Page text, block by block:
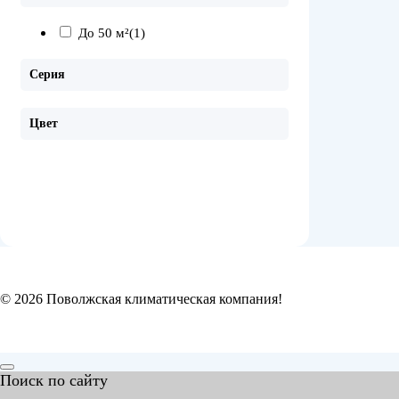
До 50 м²(1)
Серия
Цвет
© 2026 Поволжская климатическая компания!
Поиск по сайту